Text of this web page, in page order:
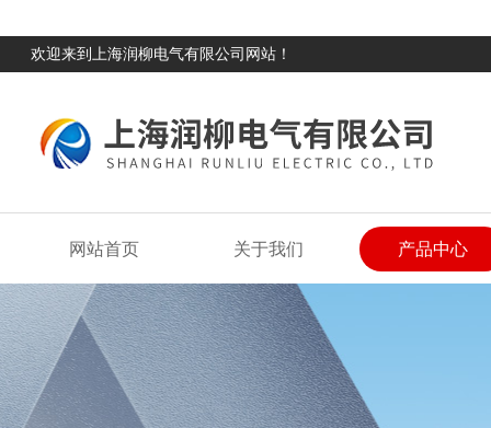
欢迎来到上海润柳电气有限公司网站！
网站首页 关于我们 产品中心